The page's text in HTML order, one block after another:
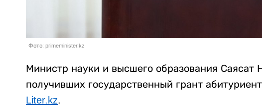
Фото: primeminister.kz
Министр науки и высшего образования Саясат
получивших государственный грант
Liter.kz.